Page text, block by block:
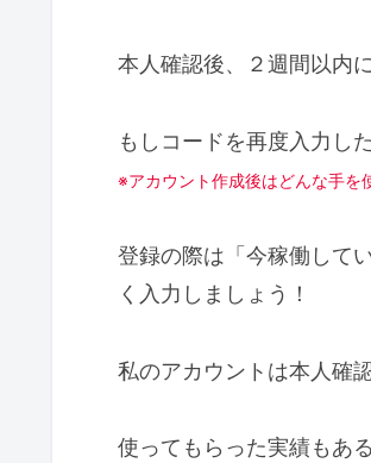
本人確認後、２週間以内
もしコードを再度入力し
※アカウント作成後はどんな手を
登録の際は「今稼働して
く入力しましょう！
私のアカウントは本人確
使ってもらった実績もあ